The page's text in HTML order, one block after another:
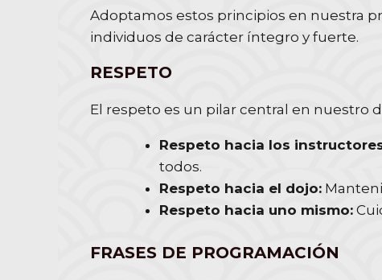
Adoptamos estos principios en nuestra
individuos de carácter íntegro y fuerte.
RESPETO
El respeto es un pilar central en nuestro
Respeto hacia los
todos.
Respeto hacia el dojo:
Respeto hacia uno mismo:
FRASES DE PROGRAMACIÓN